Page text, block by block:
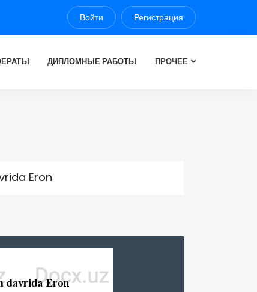
Войти Регистрация
ДИПЛОМНЫЕ РАБОТЫ ПРОЧЕЕ
Eron